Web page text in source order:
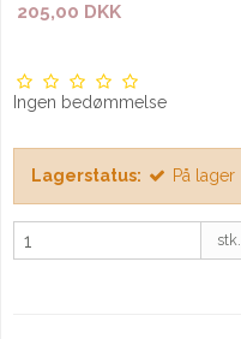
205,00 DKK
Ingen bedømmelse
Lagerstatus: På lager
stk.